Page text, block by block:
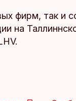
фирм, так и
на